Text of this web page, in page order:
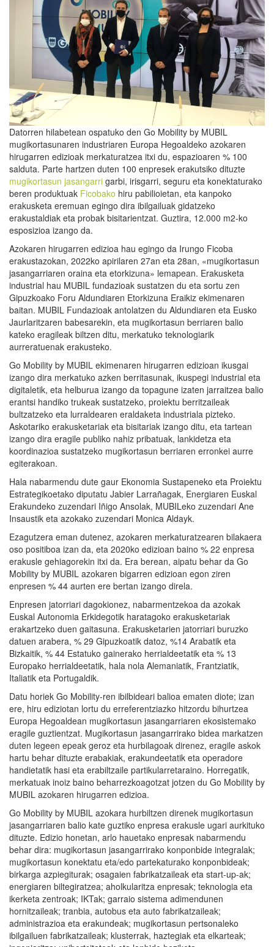
Datorren hilabetean ospatuko den Go Mobility by MUBIL
mugikortasunaren industriaren Europa Hegoaldeko azokaren
hirugarren edizioak merkaturatzea itxi du, espazioaren % 100
salduta. Parte hartzen duten 100 enpresek erakutsiko dituzte
mugikortasun jasangarri garbi, irisgarri, seguru eta konektaturako
beren produktuak Ficobako hiru pabilioietan, eta kanpoko
erakusketa eremuan egingo dira ibilgailuak gidatzeko
erakustaldiak eta probak bisitarientzat. Guztira, 12.000 m2-ko
esposizioa izango da.
Azokaren hirugarren edizioa hau egingo da Irungo Ficoba
erakustazokan, 2022ko apirilaren 27an eta 28an, «mugikortasun
jasangarriaren oraina eta etorkizuna» lemapean. Erakusketa
industrial hau MUBIL fundazioak sustatzen du eta sortu zen
Gipuzkoako Foru Aldundiaren Etorkizuna Eraikiz ekimenaren
baitan. MUBIL Fundazioak antolatzen du Aldundiaren eta Eusko
Jaurlaritzaren babesarekin, eta mugikortasun berriaren balio
kateko eragileak biltzen ditu, merkatuko teknologiarik
aurreratuenak erakusteko.
Go Mobility by MUBIL ekimenaren hirugarren edizioan ikusgai
izango dira merkatuko azken berritasunak, ikuspegi industrial eta
digitaletik, eta helburua izango da topagune izaten jarraitzea balio
erantsi handiko trukeak sustatzeko, proiektu berritzaileak
bultzatzeko eta lurraldearen eraldaketa industriala pizteko.
Askotariko erakusketariak eta bisitariak izango ditu, eta tartean
izango dira eragile publiko nahiz pribatuak, lankidetza eta
koordinazioa sustatzeko mugikortasun berriaren erronkei aurre
egiterakoan.
Hala nabarmendu dute gaur Ekonomia Sustapeneko eta Proiektu
Estrategikoetako diputatu Jabier Larrañagak, Energiaren Euskal
Erakundeko zuzendari Iñigo Ansolak, MUBILeko zuzendari Ane
Insaustik eta azokako zuzendari Monica Aldayk.
Ezagutzera eman dutenez, azokaren merkaturatzearen bilakaera
oso positiboa izan da, eta 2020ko edizioan baino % 22 enpresa
erakusle gehiagorekin itxi da. Era berean, aipatu behar da Go
Mobility by MUBIL azokaren bigarren edizioan egon ziren
enpresen % 44 aurten ere bertan izango direla.
Enpresen jatorriari dagokionez, nabarmentzekoa da azokak
Euskal Autonomia Erkidegotik haratagoko erakusketariak
erakartzeko duen gaitasuna. Erakusketarien jatorriari buruzko
datuen arabera, % 29 Gipuzkoatik datoz, %14 Arabatik eta
Bizkaitik, % 44 Estatuko gainerako herrialdeetatik eta % 13
Europako herrialdeetatik, hala nola Alemaniatik, Frantziatik,
Italiatik eta Portugaldik.
Datu horiek Go Mobility-ren ibilbideari balioa ematen diote; izan
ere, hiru ediziotan lortu du erreferentziazko hitzordu bihurtzea
Europa Hegoaldean mugikortasun jasangarriaren ekosistemako
eragile guztientzat. Mugikortasun jasangarrirako bidea markatzen
duten legeen epeak geroz eta hurbilagoak direnez, eragile askok
hartu behar dituzte erabakiak, erakundeetatik eta operadore
handietatik hasi eta erabiltzaile partikularretaraino. Horregatik,
merkatuak inoiz baino beharrezkoagotzat jotzen du Go Mobility by
MUBIL azokaren hirugarren edizioa.
Go Mobility by MUBIL azokara hurbiltzen direnek mugikortasun
jasangarriaren balio kate guztiko enpresa erakusle ugari aurkituko
dituzte. Edizio honetan, arlo hauetako enpresak nabarmendu
behar dira: mugikortasun jasangarrirako konponbide integralak;
mugikortasun konektatu eta/edo partekaturako konponbideak;
birkarga azpiegiturak; osagaien fabrikatzaileak eta start-up-ak;
energiaren biltegiratzea; aholkularitza enpresak; teknologia eta
ikerketa zentroak; IKTak; garraio sistema adimendunen
hornitzaileak; tranbia, autobus eta auto fabrikatzaileak;
administrazioa eta erakundeak; mugikortasun pertsonaleko
ibilgailuen fabrikatzaileak; klusterrak, haztegiak eta elkarteak;